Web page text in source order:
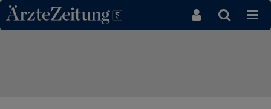
Direkt zum Inhaltsbereich